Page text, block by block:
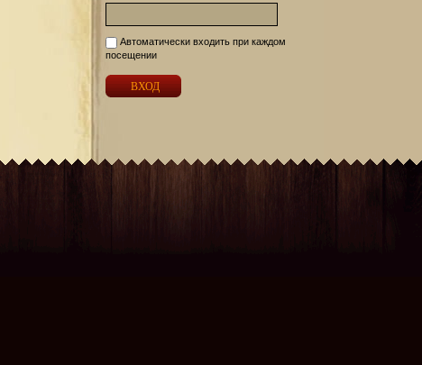
Автоматически входить при каждом
посещении